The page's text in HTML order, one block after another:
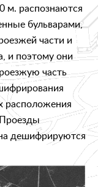
м. распознаются
бульварами,
части и
и поэтому они
часть
расположения
дешифрируются